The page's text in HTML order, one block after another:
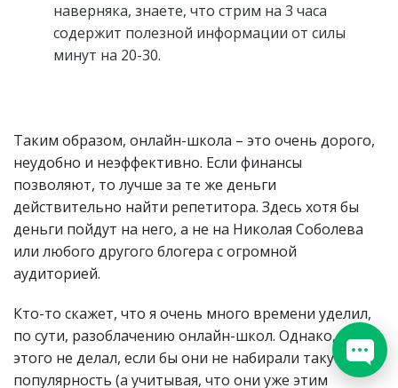
наверняка, знаете, что стрим на 3 часа
содержит полезной информации от силы
минут на 20-30.
Таким образом, онлайн-школа – это очень дорого,
неудобно и неэффективно. Если финансы
позволяют, то лучше за те же деньги
действительно найти репетитора. Здесь хотя бы
деньги пойдут на него, а не на Николая Соболева
или любого другого блогера с огромной
аудиторией.
Кто-то скажет, что я очень много времени уделил,
по сути, разоблачению онлайн-школ. Однако, я бы
этого не делал, если бы они не набирали такую
популярность (а учитывая, что они уже этим